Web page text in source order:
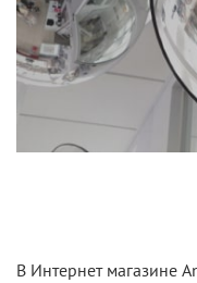
В Интернет магазине